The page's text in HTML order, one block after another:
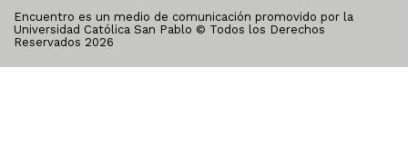
Encuentro es un medio de comunicación promovido por la
Universidad Católica San Pablo © Todos los Derechos
Reservados 2026